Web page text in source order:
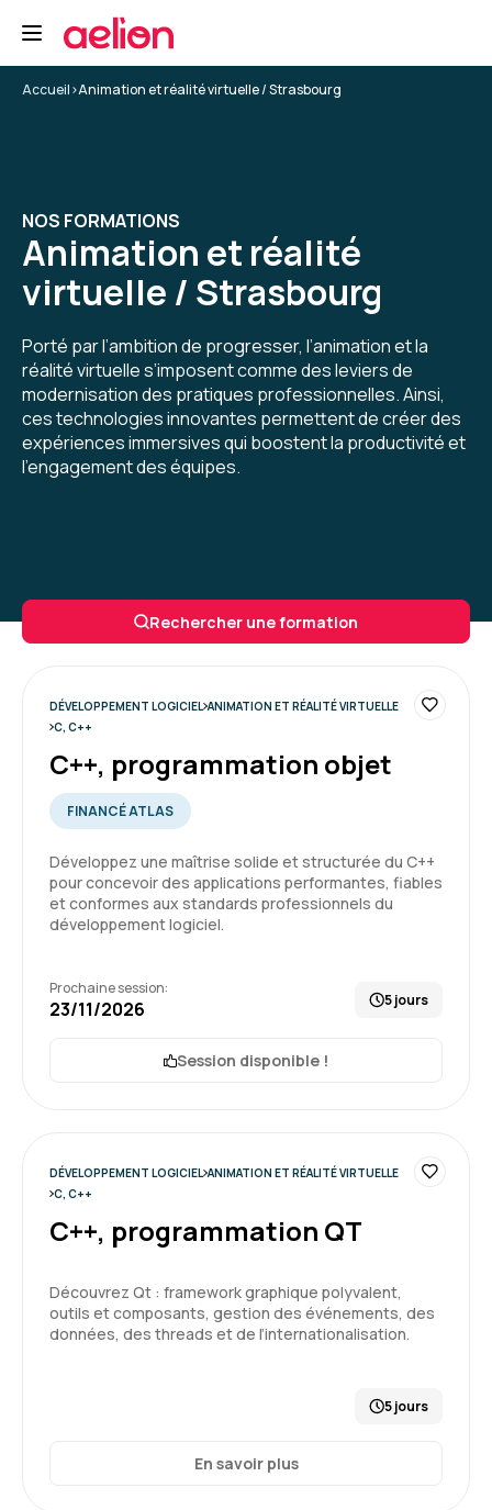
Accueil>Animation et réalité virtuelle / Strasbourg
NOS FORMATIONS
Animation et réalité
virtuelle / Strasbourg
Porté par l’ambition de progresser, l’animation et la
réalité virtuelle s’imposent comme des leviers de
modernisation des pratiques professionnelles. Ainsi,
ces technologies innovantes permettent de créer des
expériences immersives qui boostent la productivité et
l’engagement des équipes.
Rechercher une formation
DÉVELOPPEMENT LOGICIEL ANIMATION ET RÉALITÉ VIRTUELLE
C, C++
C++, programmation objet
FINANCÉ ATLAS
Développez une maîtrise solide et structurée du C++
pour concevoir des applications performantes, fiables
et conformes aux standards professionnels du
développement logiciel.
Prochaine session:
23/11/2026 5 jours
Session disponible !
DÉVELOPPEMENT LOGICIEL ANIMATION ET RÉALITÉ VIRTUELLE
C, C++
C++, programmation QT
Découvrez Qt : framework graphique polyvalent,
outils et composants, gestion des événements, des
données, des threads et de l’internationalisation.
5 jours
En savoir plus